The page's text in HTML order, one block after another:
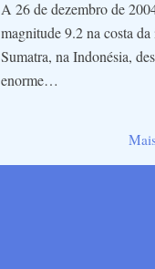
A 26 de dezembro de
magnitude 9.2 na costa
Sumatra, na Indonésia,
enorme…